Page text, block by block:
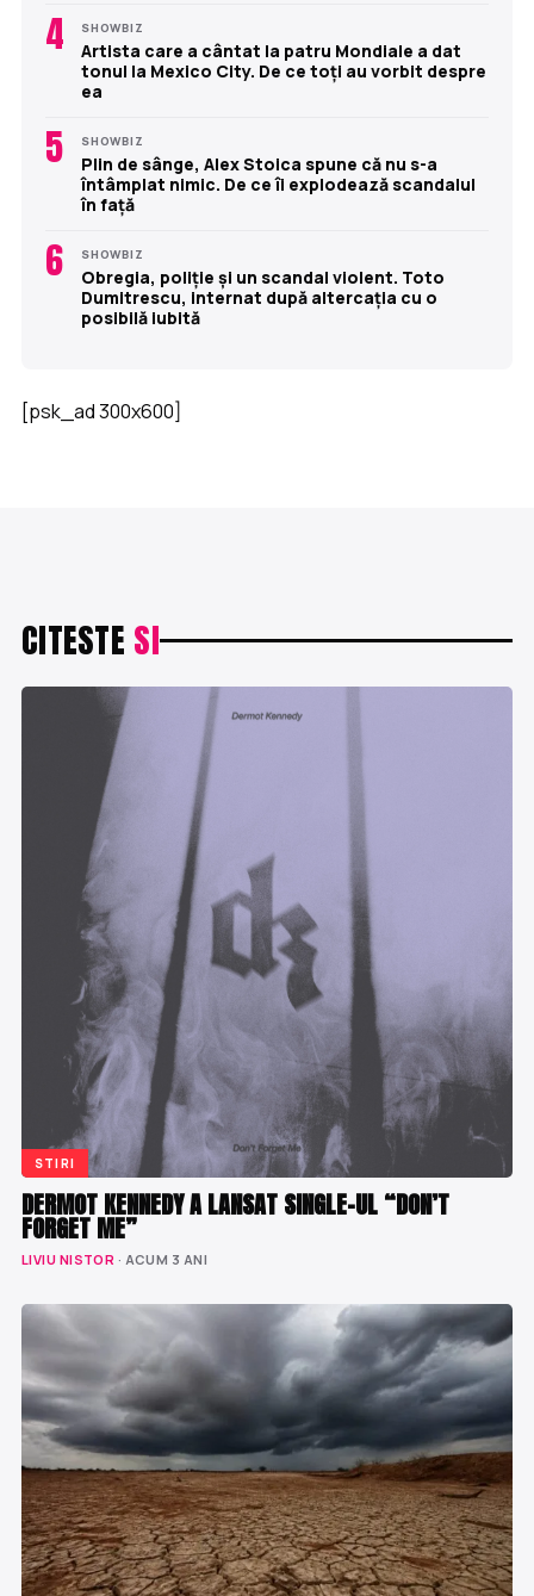
4 SHOWBIZ
Artista care a cântat la patru Mondiale a dat
tonul la Mexico City. De ce toți au vorbit despre
ea
5 SHOWBIZ
Plin de sânge, Alex Stoica spune că nu s-a
întâmplat nimic. De ce îi explodează scandalul
în față
6 SHOWBIZ
Obregia, poliție și un scandal violent. Toto
Dumitrescu, internat după altercația cu o
posibilă iubită
[psk_ad 300x600]
CITESTE SI
STIRI
DERMOT KENNEDY A LANSAT SINGLE-UL “DON’T
FORGET ME”
LIVIU NISTOR · ACUM 3 ANI